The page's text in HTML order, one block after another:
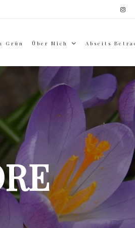
Grün Über Mich Abseits